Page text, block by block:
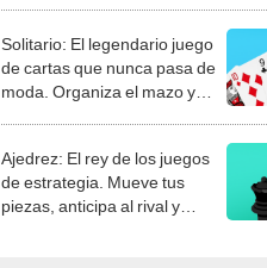
Solitario: El legendario juego
de cartas que nunca pasa de
moda. Organiza el mazo y
demuestra tu habilidad.
Ajedrez: El rey de los juegos
de estrategia. Mueve tus
piezas, anticipa al rival y
consigue el jaque mate.